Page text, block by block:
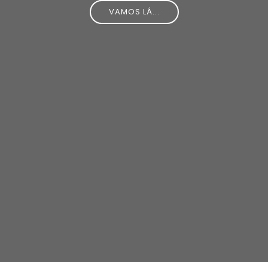
VAMOS LÁ...